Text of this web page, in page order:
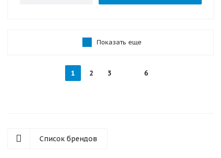
Показать еще
1 2 3 6
Список брендов